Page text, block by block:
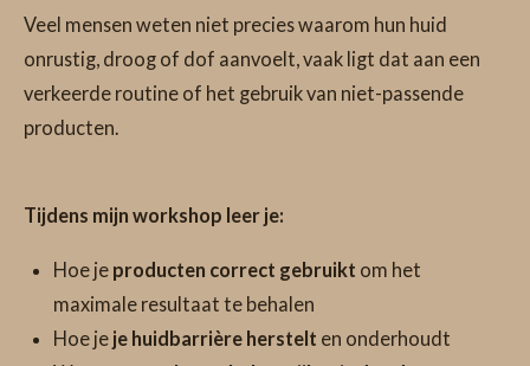
Veel mensen weten niet precies waarom hun huid
onrustig, droog of dof aanvoelt, vaak ligt dat aan een
verkeerde routine of het gebruik van niet-passende
producten.
Tijdens mijn workshop leer je:
Hoe je producten correct gebruikt om het
maximale resultaat te behalen
Hoe je je huidbarrière herstelt en onderhoudt